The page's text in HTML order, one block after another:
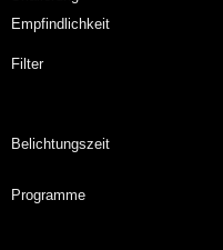
Empfindlichkeit
Filter
Belichtungszeit
Programme